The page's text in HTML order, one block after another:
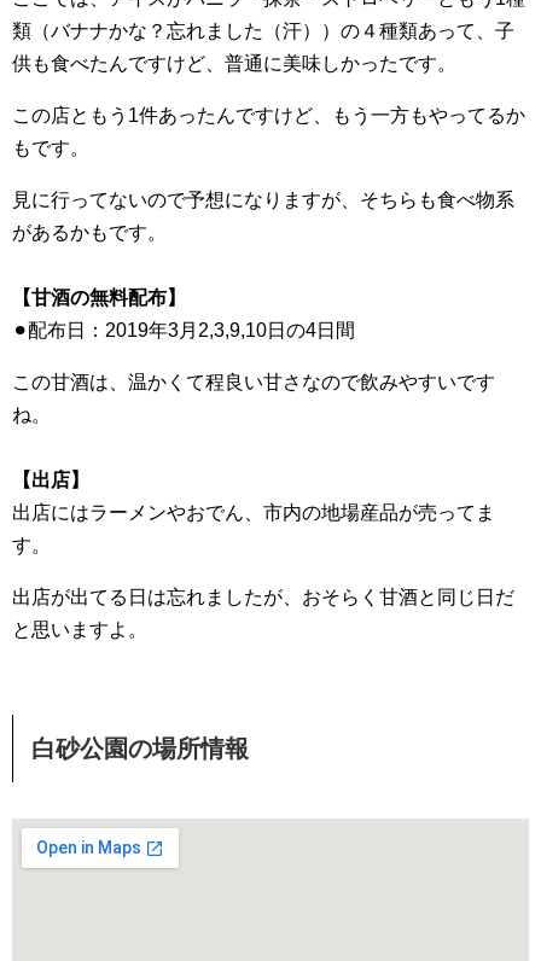
類（バナナかな？忘れました（汗））の４種類あって、子
供も食べたんですけど、普通に美味しかったです。
この店ともう1件あったんですけど、もう一方もやってるか
もです。
見に行ってないので予想になりますが、そちらも食べ物系
があるかもです。
【甘酒の無料配布】
⚫︎配布日：2019年3月2,3,9,10日の4日間
この甘酒は、温かくて程良い甘さなので飲みやすいです
ね。
【出店】
出店にはラーメンやおでん、市内の地場産品が売ってま
す。
出店が出てる日は忘れましたが、おそらく甘酒と同じ日だ
と思いますよ。
白砂公園の場所情報